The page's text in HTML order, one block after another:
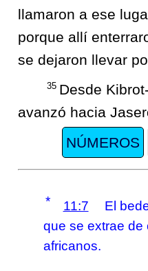
llamaron a ese
porque allí
se dejaron llevar
35 Desde
avanzó hacia
NÚMEROS
* 11:7
El
que se extrae de
africanos.